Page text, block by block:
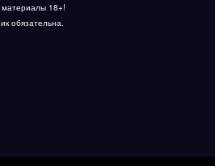
материалы 18+!
обязательна.